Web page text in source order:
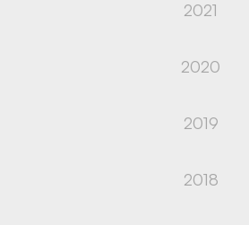
2021
2020
2019
2018